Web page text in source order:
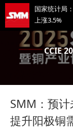
国家统计局
上涨3.5%
非农爆冷打
涨跌互现 贵
2026 SMM
掌上有色
CCIE
SMM：预
提升阳极铜